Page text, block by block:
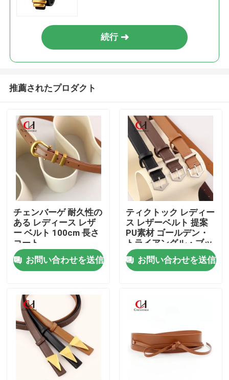
プロダクト
ビデオ
続行
推薦されたプロダクト
チェンバーゲ 耐久性の
ある レディース レザ
ー ベルト 100cm 長さ
コート
お問い合わせを送信
ティクトック レディー
ス レザーベルト 提案
PU素材 ゴールデン・
トライアングル・ブッ
クル
お問い合わせを送信